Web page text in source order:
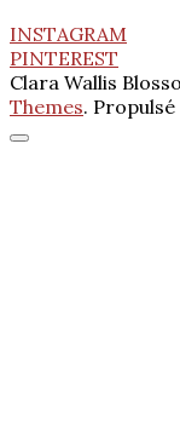
INSTAGRAM
PINTEREST
Clara Wallis
Themes.